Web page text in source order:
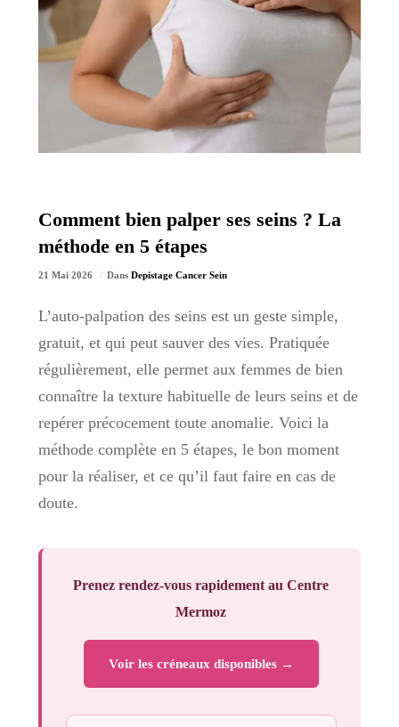
Comment bien palper ses seins ? La
méthode en 5 étapes
21 Mai 2026 Dans Depistage Cancer Sein
L’auto-palpation des seins est un geste simple,
gratuit, et qui peut sauver des vies. Pratiquée
régulièrement, elle permet aux femmes de bien
connaître la texture habituelle de leurs seins et de
repérer précocement toute anomalie. Voici la
méthode complète en 5 étapes, le bon moment
pour la réaliser, et ce qu’il faut faire en cas de
doute.
Prenez rendez-vous rapidement au Centre
Mermoz
Voir les créneaux disponibles →